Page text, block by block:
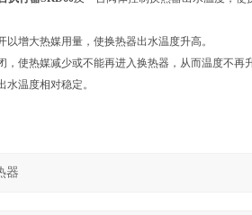
增大热媒用量，使换热器出水温度升高。
使热媒减少或不能再进入换热器，从而温度不再升
温度相对稳定。